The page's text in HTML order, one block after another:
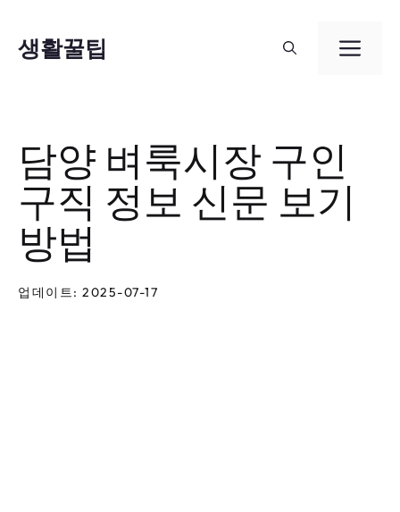
생활꿀팁
메
담양 벼룩시장 구인
구직 정보 신문 보기
방법
업데이트: 2025-07-17